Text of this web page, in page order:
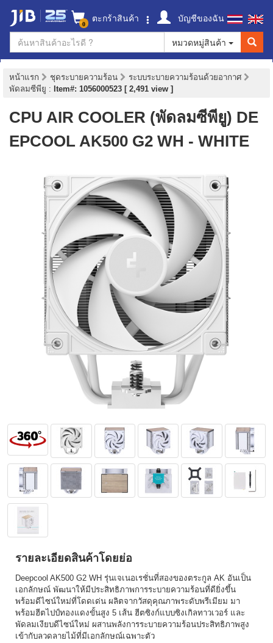
0 ตะกร้าสินค้า
บัญชีของฉัน
หมวดหมู่สินค้า
หน้าแรก ชุดระบายความร้อน
ระบบระบายความร้อนด้วยอากาศ
พัดลมซีพียู : Item#: 1056000523 [ 2,491 view ]
CPU AIR COOLER (พัดลมซีพียู) DE
EPCOOL AK500 G2 WH - WHITE
รายละเอียดสินค้าโดยย่อ
Deepcool AK500 G2 WH รุ่นเจเนอเรชั่นที่สองของตระกูล AK อันเป็น
เอกลักษณ์ พัฒนาให้มีประสิทธิภาพการระบายความร้อนที่ดียิ่งขึ้น
พร้อมดีไซน์ใหม่ที่โดดเด่น ผลิตจากวัสดุคุณภาพระดับพรีเมียม มา
พร้อมฮีตไปป์ทองแดงขั้นสูง 5 เส้น ฮีตซิงก์แบบซิงเกิลทาวเวอร์ และ
พัดลมเงียบดีไซน์ใหม่ ผสานพลังการระบายความร้อนประสิทธิภาพสูง
เข้ากับลวดลายไม้ที่มีเอกลักษณ์เฉพาะตัว